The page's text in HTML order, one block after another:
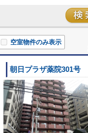
空室物件のみ表示
朝日プラザ薬院301号